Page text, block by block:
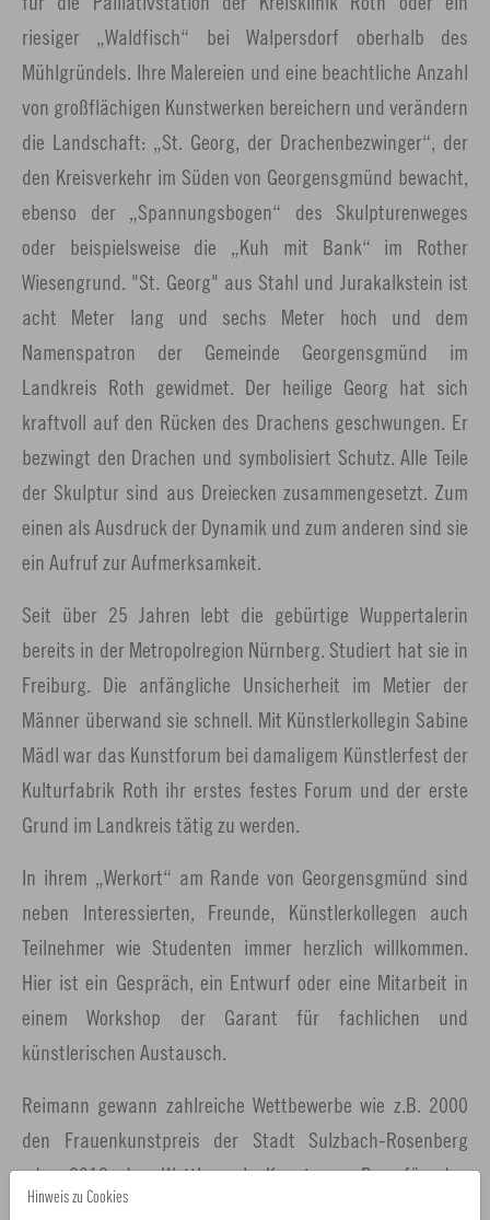
riesiger „Waldfisch“ bei Walpersdorf oberhalb des
Mühlgründels. Ihre Malereien und eine beachtliche Anzahl
von großflächigen Kunstwerken bereichern und verändern
die Landschaft: „St. Georg, der Drachenbezwinger“, der
den Kreisverkehr im Süden von Georgensgmünd bewacht,
ebenso der „Spannungsbogen“ des Skulpturenweges
oder beispielsweise die „Kuh mit Bank“ im Rother
Wiesengrund. "St. Georg" aus Stahl und Jurakalkstein ist
acht Meter lang und sechs Meter hoch und dem
Namenspatron der Gemeinde Georgensgmünd im
Landkreis Roth gewidmet. Der heilige Georg hat sich
kraftvoll auf den Rücken des Drachens geschwungen. Er
bezwingt den Drachen und symbolisiert Schutz. Alle Teile
der Skulptur sind aus Dreiecken zusammengesetzt. Zum
einen als Ausdruck der Dynamik und zum anderen sind sie
ein Aufruf zur Aufmerksamkeit.
Seit über 25 Jahren lebt die gebürtige Wuppertalerin
bereits in der Metropolregion Nürnberg. Studiert hat sie in
Freiburg. Die anfängliche Unsicherheit im Metier der
Männer überwand sie schnell. Mit Künstlerkollegin Sabine
Mädl war das Kunstforum bei damaligem Künstlerfest der
Kulturfabrik Roth ihr erstes festes Forum und der erste
Grund im Landkreis tätig zu werden.
In ihrem „Werkort“ am Rande von Georgensgmünd sind
neben Interessierten, Freunde, Künstlerkollegen auch
Teilnehmer wie Studenten immer herzlich willkommen.
Hier ist ein Gespräch, ein Entwurf oder eine Mitarbeit in
einem Workshop der Garant für fachlichen und
künstlerischen Austausch.
Reimann gewann zahlreiche Wettbewerbe wie z.B. 2000
den Frauenkunstpreis der Stadt Sulzbach-Rosenberg
oder 2012 den Wettbewerb Kunst am Bau für das
Gymnasium Wendelstein und verschiedene Wettbewerbe
Hinweis zu Cookies